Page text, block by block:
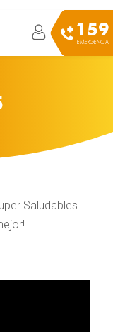
159
EMERGENCIA
Saludables.